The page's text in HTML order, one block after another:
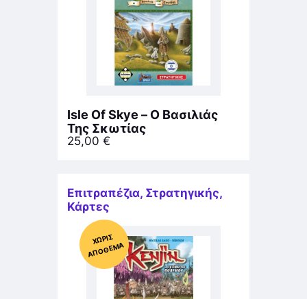
Isle Of Skye – Ο Βασιλιάς
Της Σκωτίας
25,00 €
Επιτραπέζια, Στρατηγικής,
Κάρτες
Χ
ΩΡΊΣ
Α
Π
Ό
ΘΕ
ΜΑ